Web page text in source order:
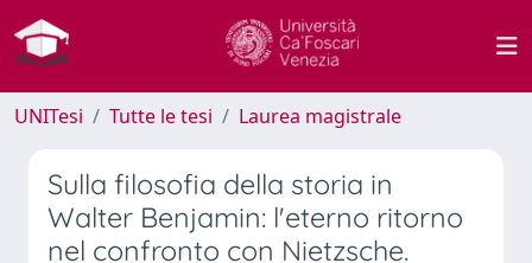
UNITesi Tutte le tesi Laurea magistrale
Sulla filosofia della storia in
Walter Benjamin: l'eterno ritorno
nel confronto con Nietzsche.